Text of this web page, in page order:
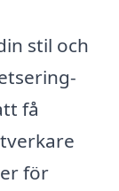
stil och
få
för